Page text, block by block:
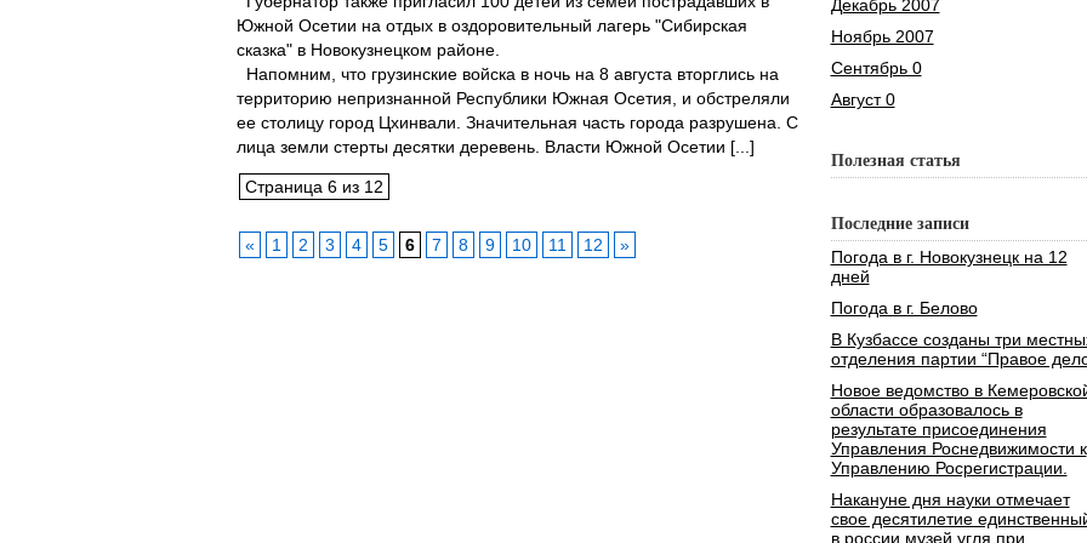
Южной Осетии на отдых в оздоровительный лагерь "Сибирская
сказка" в Новокузнецком районе.
Напомним, что грузинские войска в ночь на 8 августа вторглись на
территорию непризнанной Республики Южная Осетия, и обстреляли
ее столицу город Цхинвали. Значительная часть города разрушена. С
лица земли стерты десятки деревень. Власти Южной Осетии [...]
Страница 6 из 12
« 1 2 3 4 5 6 7 8 9 10 11 12 »
Декабрь 2007
Ноябрь 2007
Сентябрь 0
Август 0
Полезная статья
Последние записи
Погода в г. Новокузнецк на 12
дней
Погода в г. Белово
В Кузбассе созданы три
отделения партии “Правое
Новое ведомство в
области образовалось в
результате присоединения
Управления Роснедвижимости к
Управлению Росрегистрации.
Накануне дня науки отмечает
свое десятилетие
в россии музей угля при